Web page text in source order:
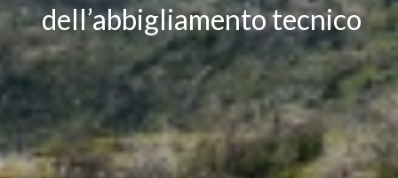
dell’abbigliamento tecnico